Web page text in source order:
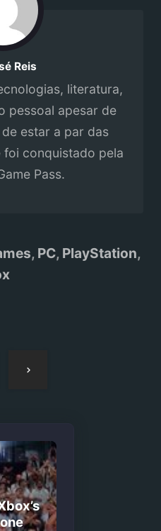
Reis
literatura,
pessoal apesar de
estar a par das
foi conquistado pela
Pass.
, PC, PlayStation,